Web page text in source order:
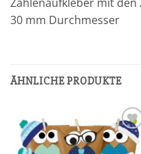
30 mm Durchmesser
ÄHNLICHE PRODUKTE
Add to
wishlist